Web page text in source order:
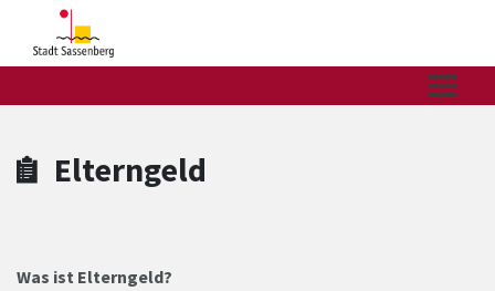
Zum Header
Zum Hauptinhalt
Zum Footer
Zum Hauptinhalt springen
Elterngeld
Was ist Elterngeld?